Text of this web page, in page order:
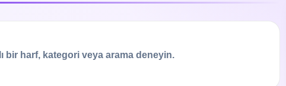
bir harf, kategori veya arama deneyin.